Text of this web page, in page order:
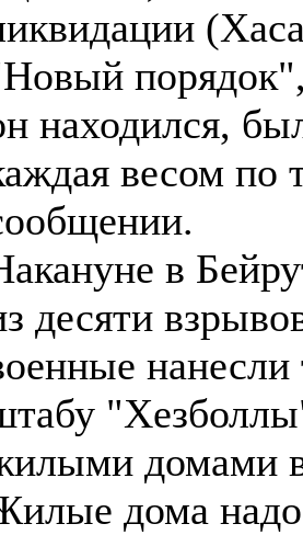
порядок",
находился,
весом по
в
десяти
нанесли
домами
дома надо